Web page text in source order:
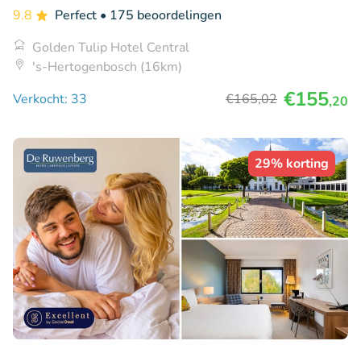
9.8 Perfect • 175 beoordelingen
Golden Tulip Hotel Central
's-Hertogenbosch (16km)
Verkocht: 33
€165,02 €155,20
29% korting